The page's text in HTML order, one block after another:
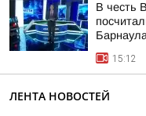
В честь
15:12
ЛЕНТА НОВОСТЕЙ